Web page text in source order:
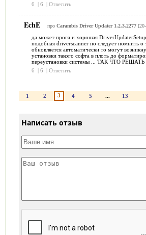
6
| 6 | Ответить
EchE про Carambis Driver Updater 1.2.3.2277[20-
да может прога и хорошая
подобная driverscanner но следует помнить о
обновляется автоматически то могут
установки такого софта в плоть до
переустановки системы ... ТАК ЧТО РЕШАТЬ
6
| 6 | Ответить
1 2 3 4 5 ... 13
Написать отзыв